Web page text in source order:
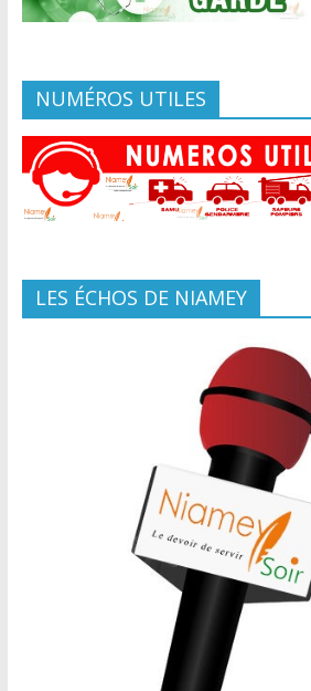
NUMÉROS UTILES
LES ÉCHOS DE NIAMEY